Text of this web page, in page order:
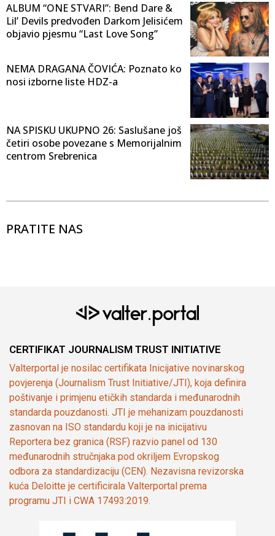
ALBUM “ONE STVARI”: Bend Dare &
Lil’ Devils predvođen Darkom Jelisićem
objavio pjesmu “Last Love Song”
NEMA DRAGANA ČOVIĆA: Poznato ko
nosi izborne liste HDZ-a
NA SPISKU UKUPNO 26: Saslušane još
četiri osobe povezane s Memorijalnim
centrom Srebrenica
PRATITE NAS
CERTIFIKAT JOURNALISM TRUST INITIATIVE
Valterportal je nosilac certifikata Inicijative novinarskog
povjerenja (Journalism Trust Initiative/JTI), koja definira
poštivanje i primjenu etičkih standarda i međunarodnih
standarda pouzdanosti. JTI je mehanizam pouzdanosti
zasnovan na ISO standardu koji je na inicijativu
Reportera bez granica (RSF) razvio panel od 130
međunarodnih stručnjaka pod okriljem Evropskog
odbora za standardizaciju (CEN). Nezavisna revizorska
kuća Deloitte je certificirala Valterportal prema
programu JTI i CWA 17493:2019.